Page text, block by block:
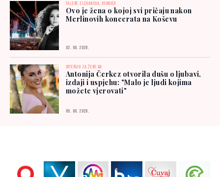
TALENT, ELEGANCIJA, OSMIJEH
Ovo je žena o kojoj svi pričaju nakon
Merlinovih koncerata na Koševu
02. 08. 2026.
INTERVJU ZA ŽENE.BA
Antonija Čerkez otvorila dušu o ljubavi,
izdaji i uspjehu: "Malo je ljudi kojima
možete vjerovati"
05. 08. 2026.